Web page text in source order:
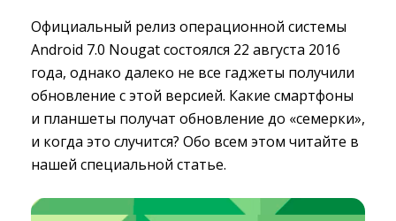
Официальный релиз операционной системы
Android 7.0 Nougat состоялся 22 августа 2016
года, однако далеко не все гаджеты получили
обновление с этой версией. Какие смартфоны
и планшеты получат обновление до «семерки»,
и когда это случится? Обо всем этом читайте в
нашей специальной статье.